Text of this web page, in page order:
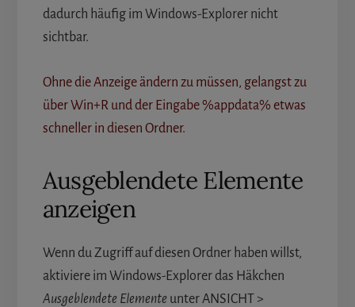
dadurch häufig im Windows-Explorer nicht
sichtbar.
Ohne die Anzeige ändern zu müssen, gelangst zu
über Win+R und der Eingabe %appdata% etwas
schneller in diesen Ordner.
Ausgeblendete Elemente
anzeigen
Wenn du Zugriff auf diesen Ordner haben willst,
aktiviere im Windows-Explorer das Häkchen
Ausgeblendete Elemente unter ANSICHT >